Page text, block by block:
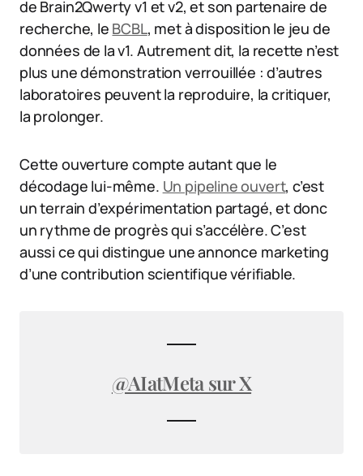
de Brain2Qwerty v1 et v2, et son partenaire de
recherche, le BCBL, met à disposition le jeu de
données de la v1. Autrement dit, la recette n’est
plus une démonstration verrouillée : d’autres
laboratoires peuvent la reproduire, la critiquer,
la prolonger.
Cette ouverture compte autant que le
décodage lui-même. Un pipeline ouvert, c’est
un terrain d’expérimentation partagé, et donc
un rythme de progrès qui s’accélère. C’est
aussi ce qui distingue une annonce marketing
d’une contribution scientifique vérifiable.
@AIatMeta sur X